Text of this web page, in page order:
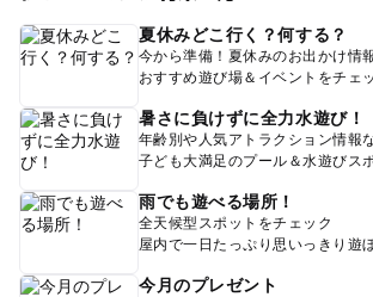
夏休みどこ行く？何する？
今から準備！夏休みのお出かけ情
おすすめ遊び場＆イベントをチェ
暑さに負けずに全力水遊び！
年齢別や人気アトラクション情報
子ども大満足のプール＆水遊びス
雨でも遊べる場所！
全天候型スポットをチェック
屋内で一日たっぷり思いっきり遊
今月のプレゼント